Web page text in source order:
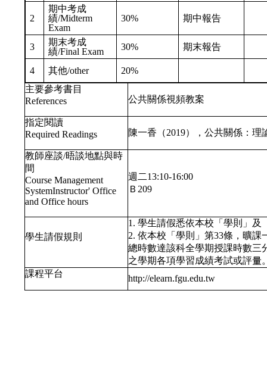
2
期中考成
績/Midterm
Exam
30% 期中報告
3
期末考成
績/Final Exam
30% 期末報告
4 其他/other
20%
主要參考書目
References
公共關係視頻教案
指定閱讀
Required Readings
陳一香（2019），公共關係：
教師座談/晤談地點與時
間
Course Management
SystemInstructor' Office
and Office hours
週二13:10-16:00
Ｂ209
學生請假規則
1. 學生請假悉依本校「學則」及
2. 依本校「學則」第33條，曠
總時數達該科全學期授課時數三
之學期各項學習成績考試或評量
課程平台
http://elearn.fgu.edu.tw